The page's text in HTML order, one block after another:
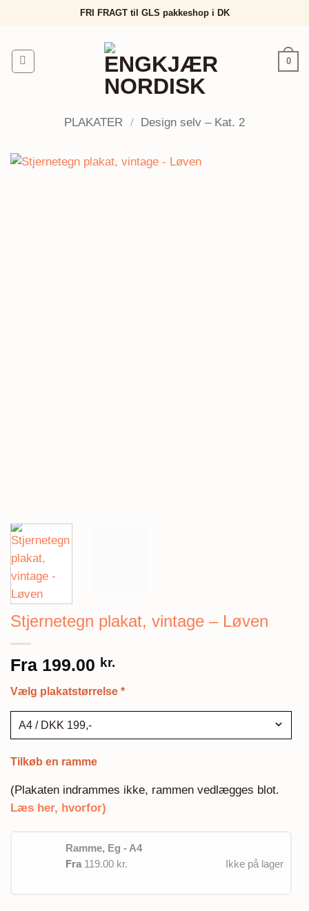
FRI FRAGT til GLS pakkeshop i DK
0
PLAKATER / Design selv – Kat. 2
Stjernetegn plakat, vintage – Løven
Fra 199.00 kr.
Vælg plakatstørrelse *
Tilkøb en ramme
(Plakaten indrammes ikke, rammen vedlægges blot.
Læs her, hvorfor)
Ramme, Eg - A4
Fra 119.00 kr. Ikke på lager